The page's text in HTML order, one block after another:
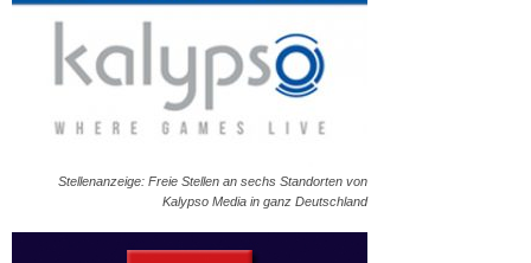
Stellenanzeige: Freie Stellen an sechs Standorten von
Kalypso Media in ganz Deutschland